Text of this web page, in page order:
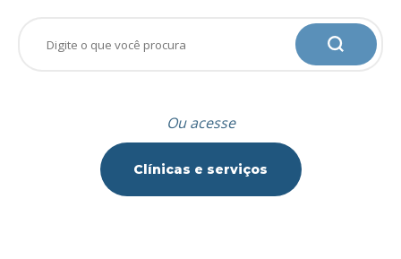
Ou acesse
Clínicas e serviços